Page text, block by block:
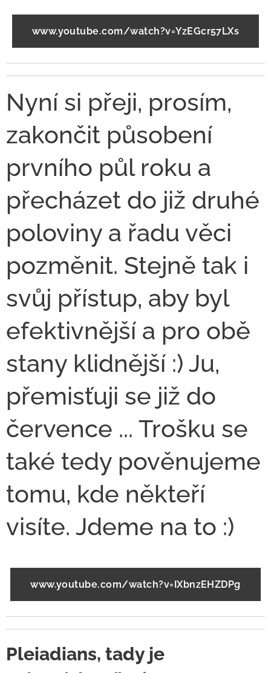
www.youtube.com/watch?v=YzEGcr57LXs
Nyní si přeji, prosím,
zakončit působení
prvního půl roku a
přecházet do již druhé
poloviny a řadu věci
pozměnit. Stejně tak i
svůj přístup, aby byl
efektivnější a pro obě
stany klidnější :) Ju,
přemisťuji se již do
července ... Trošku se
také tedy pověnujeme
tomu, kde někteří
visíte. Jdeme na to :)
www.youtube.com/watch?v=IXbnzEHZDPg
Pleiadians, tady je